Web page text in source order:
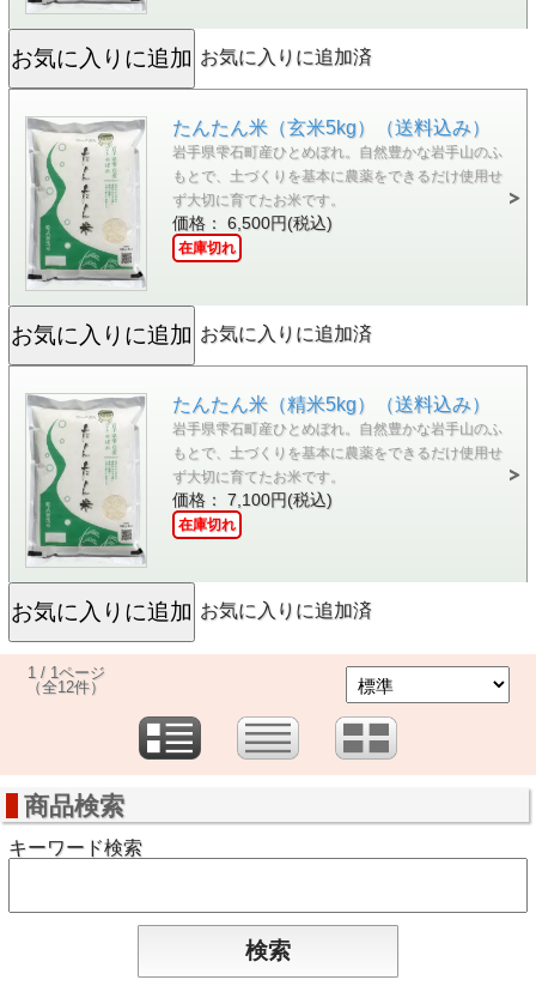
お気に入りに追加済
たんたん米（玄米5kg）（送料込み）
岩手県雫石町産ひとめぼれ。自然豊かな岩手山のふ
もとで、土づくりを基本に農薬をできるだけ使用せ
ず大切に育てたお米です。
価格： 6,500円(税込)
在庫切れ
お気に入りに追加済
たんたん米（精米5kg）（送料込み）
岩手県雫石町産ひとめぼれ。自然豊かな岩手山のふ
もとで、土づくりを基本に農薬をできるだけ使用せ
ず大切に育てたお米です。
価格： 7,100円(税込)
在庫切れ
お気に入りに追加済
1 / 1ページ
（全12件）
商品検索
キーワード検索